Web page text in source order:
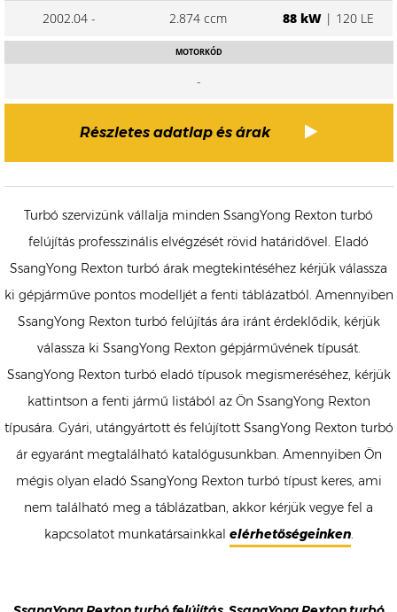
2002.04 - 2.874 ccm 88 kW| 120 LE
MOTORKÓD
-
Részletes adatlap és árak
Turbó szervizünk vállalja minden SsangYong Rexton turbó
felújítás professzinális elvégzését rövid határidővel. Eladó
SsangYong Rexton turbó árak megtekintéséhez kérjük válassza
ki gépjárműve pontos modelljét a fenti táblázatból. Amennyiben
SsangYong Rexton turbó felújítás ára iránt érdeklődik, kérjük
válassza ki SsangYong Rexton gépjárművének típusát.
SsangYong Rexton turbó eladó típusok megismeréséhez, kérjük
kattintson a fenti jármű listából az Ön SsangYong Rexton
típusára. Gyári, utángyártott és felújított SsangYong Rexton turbó
ár egyaránt megtalálható katalógusunkban. Amennyiben Ön
mégis olyan eladó SsangYong Rexton turbó típust keres, ami
nem található meg a táblázatban, akkor kérjük vegye fel a
kapcsolatot munkatársainkkal elérhetőségeinken.